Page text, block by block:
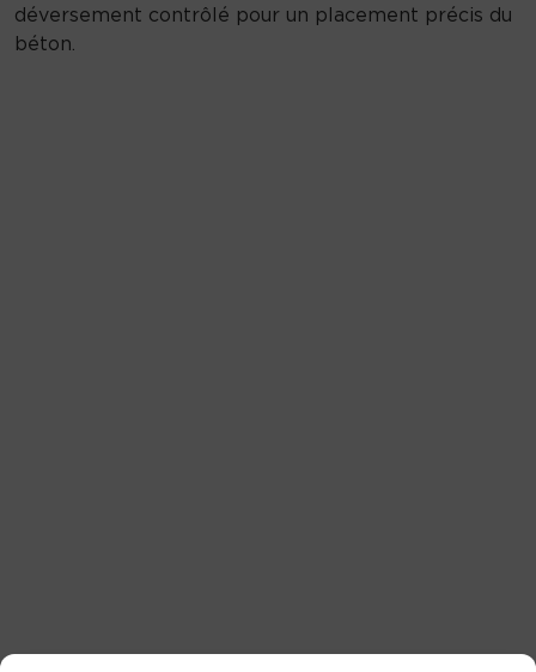
déversement contrôlé pour un placement précis du
béton.